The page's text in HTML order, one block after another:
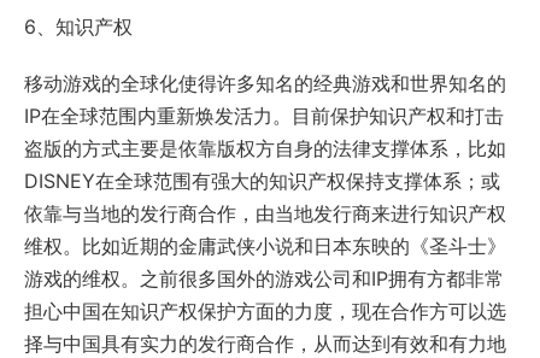
6、知识产权
移动游戏的全球化使得许多知名的经典游戏和世界知名的
IP在全球范围内重新焕发活力。目前保护知识产权和打击
盗版的方式主要是依靠版权方自身的法律支撑体系，比如
DISNEY在全球范围有强大的知识产权保持支撑体系；或
依靠与当地的发行商合作，由当地发行商来进行知识产权
维权。比如近期的金庸武侠小说和日本东映的《圣斗士》
游戏的维权。之前很多国外的游戏公司和IP拥有方都非常
担心中国在知识产权保护方面的力度，现在合作方可以选
择与中国具有实力的发行商合作，从而达到有效和有力地